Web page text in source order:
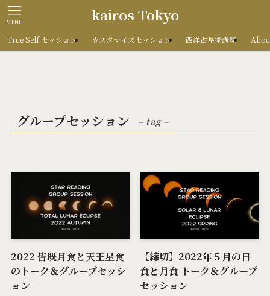
kairos Tokyo
MENU
True Self セッション カスタマイズセッション 西洋占星術講座
グループセッション – tag –
2022 皆既月食と天王星食
のトーク＆グループセッシ
ョン
【締切】2022年５月の日
食と月食 トーク＆グループ
セッション